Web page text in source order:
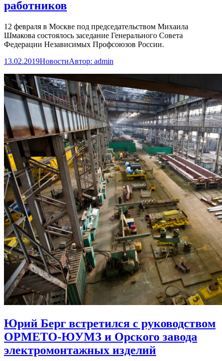
работников
12 февраля в Москве под председательством Михаила
Шмакова состоялось заседание Генерального Совета
Федерации Независимых Профсоюзов России.
13.02.2019НовостиАвтор: admin
Юрий Берг встретился с руководством
ОРМЕТО-ЮУМЗ и Орского завода
электромонтажных изделий